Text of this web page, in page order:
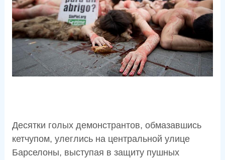
Десятки голых демонстрантов, обмазавшись
кетчупом, улеглись на центральной улице
Барселоны, выступая в защиту пушных